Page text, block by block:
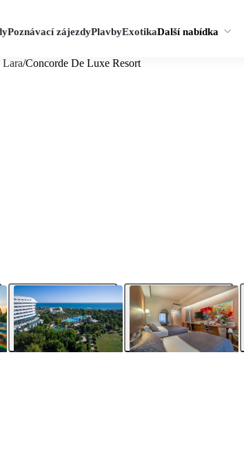
Poznávací zájezdyPlavbyExotikaDalší nabídka
Lara/Concorde De Luxe Resort